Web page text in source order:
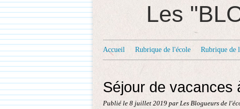
Les
Accueil Rubrique de l'école Rubrique de
Séjour de vacances
Publié le 8 juillet 2019 par Les Blogueurs de